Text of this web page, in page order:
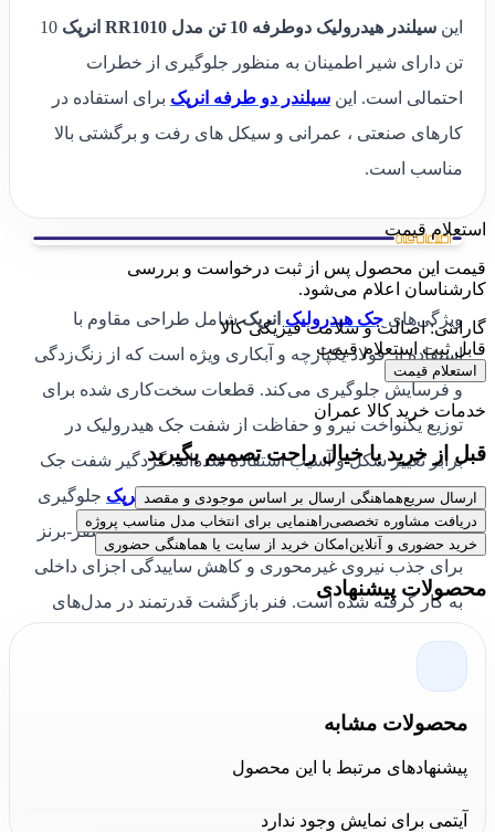
این سیلندر هیدرولیک دوطرفه 10 تن مدل RR1010 انرپک
10
تن دارای شیر اطمینان به منظور جلوگیری از خطرات
احتمالی است. این سیلندر دو طرفه انرپک برای استفاده در
کارهای صنعتی ، عمرانی و سیکل های رفت و برگشتی بالا
مناسب است.
ویژگی‌های جک هیدرولیک انرپکشامل طراحی مقاوم با
استفاده از فولاد یکپارچه و آبکاری ویژه است که از زنگ‌زدگی
و فرسایش جلوگیری می‌کند. قطعات سخت‌کاری شده برای
توزیع یکنواخت نیرو و حفاظت از شفت جک هیدرولیک در
برابر تغییر شکل و آسیب استفاده شده‌اند. گردگیر شفت جک
از ورود گرد و غبار به داخلسیلندر هیدرولیک انرپک جلوگیری
کرده و عمر آن را افزایش می‌دهد. همچنین، رینگ فسفر-برنز
برای جذب نیروی غیرمحوری و کاهش ساییدگی اجزای داخلی
به کار گرفته شده است. فنر بازگشت قدرتمند در مدل‌های
یکطرفه نیز باعث برگشت سریع شفت و سهولت در
استعلام قیمت
قیمت این محصول پس از ثبت درخواست و بررسی
کارشناسان اعلام می‌شود.
گارانتی: اصالت و سلامت فیزیکی کالا
قابل ثبت استعلام قیمت
استعلام قیمت
خدمات خرید کالا عمران
قبل از خرید با خیال راحت تصمیم بگیرید
ارسال سریعهماهنگی ارسال بر اساس موجودی و مقصد
دریافت مشاوره تخصصیراهنمایی برای انتخاب مدل مناسب پروژه
خرید حضوری و آنلاین امکان خرید از سایت یا هماهنگی حضوری
محصولات پیشنهادی
محصولات مشابه
پیشنهادهای مرتبط با این محصول
آیتمی برای نمایش وجود ندارد